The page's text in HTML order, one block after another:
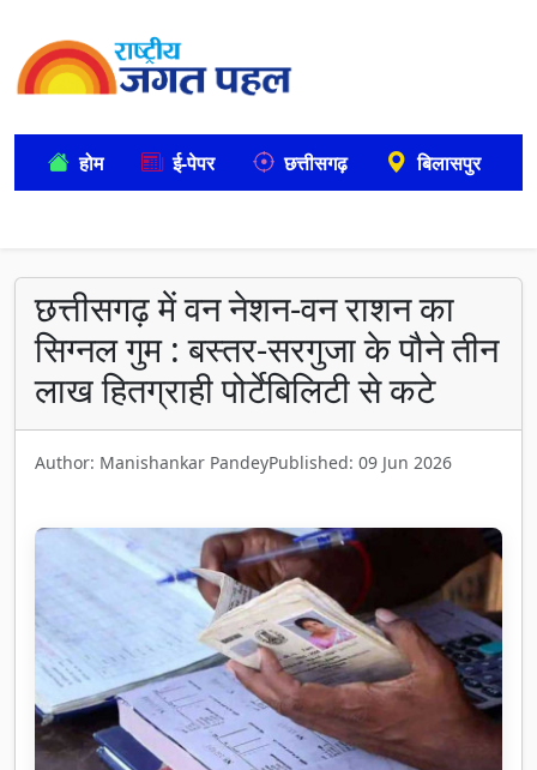
होम ई-पेपर छत्तीसगढ़ बिलासपुर
छत्तीसगढ़ में वन नेशन-वन राशन का
सिग्नल गुम : बस्तर-सरगुजा के पौने तीन
लाख हितग्राही पोर्टेबिलिटी से कटे
Author: Manishankar PandeyPublished: 09 Jun 2026